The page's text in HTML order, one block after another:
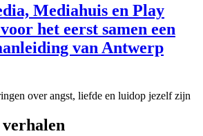
Mediahuis en Play
het eerst samen een
van Antwerp
over angst, liefde en luidop jezelf zijn